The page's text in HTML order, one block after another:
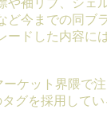
ど今までの同ブ
ードした内容に
ケット界隈で
グを採用して